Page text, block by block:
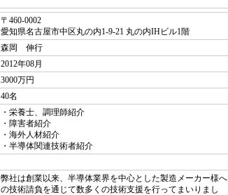
〒460-0002
愛知県名古屋市中区丸の内1-9-21 丸の内IHビル1階
森岡 伸行
2012年08月
3000万円
40名
・栄養士、調理師紹介
・障害者紹介
・海外人材紹介
・半導体関連技術者紹介
弊社は創業以来、半導体業界を中心とした製造メーカー様へ
の技術請負を通じて数多くの技術支援を行ってまいりまし